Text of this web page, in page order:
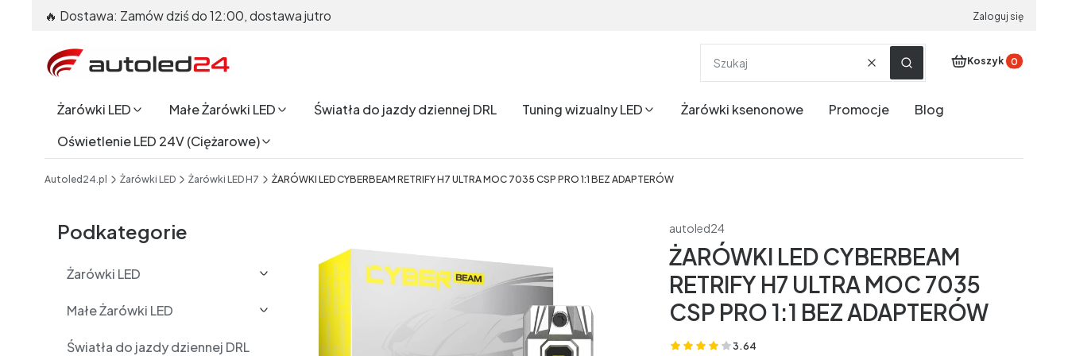
🔥 Dostawa: Zamów dziś do 12:00, dostawa jutro Zaloguj się
WyczyśćSzukaj
Produkty w
Koszyk
Żarówki LED Małe Żarówki LED Światła do jazdy dziennej DRL Tuning wizualny LED Żarówki ksenonowe Promocje
Blog
Oświetlenie LED 24V (Ciężarowe)
Autoled24.pl Żarówki LED Żarówki LED H7 ŻARÓWKI LED CYBERBEAM RETRIFY H7 ULTRA MOC 7035 CSP PRO 1:1 BEZ ADAPTERÓW
Podkategorie
Żarówki LED
Małe Żarówki LED
Światła do jazdy dziennej DRL
autoled24
ŻARÓWKI LED CYBERBEAM
RETRIFY H7 ULTRA MOC 7035
CSP PRO 1:1 BEZ ADAPTERÓW
3.64
(Oceny: 14 Recenzje: 0)